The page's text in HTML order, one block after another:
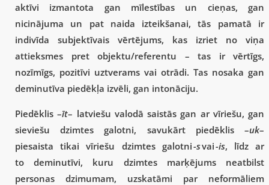
aktīvi izmantota gan mīlestības un cieņas, gan
nicinājuma un pat naida izteikšanai, tās pamatā ir
indivīda subjektīvais vērtējums, kas izriet no viņa
attieksmes pret objektu/referentu – tas ir vērtīgs,
nozīmīgs, pozitīvi uztverams vai otrādi. Tas nosaka gan
deminutīva piedēkļa izvēli, gan intonāciju.
Piedēklis –īt– latviešu valodā saistās gan ar vīriešu, gan
sieviešu dzimtes galotni, savukārt piedēklis –uk–
piesaista tikai vīriešu dzimtes galotni-svai-is, līdz ar
to deminutīvi, kuru dzimtes marķējums neatbilst
personas dzimumam, uzskatāmi par neformāliem